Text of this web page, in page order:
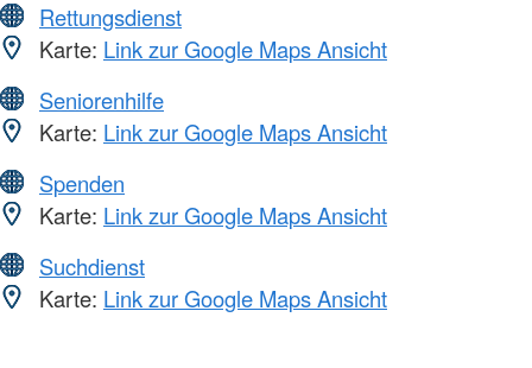
Rettungsdienst
Karte: Link zur Google Maps Ansicht
Seniorenhilfe
Karte: Link zur Google Maps Ansicht
Spenden
Karte: Link zur Google Maps Ansicht
Suchdienst
Karte: Link zur Google Maps Ansicht